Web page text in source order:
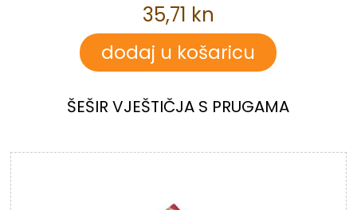
35,71 kn
ŠEŠIR VJEŠTIČJA S PRUGAMA